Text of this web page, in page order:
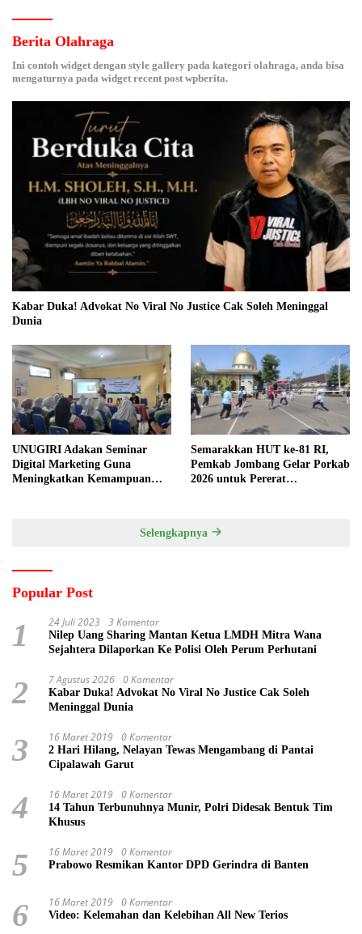
Berita Olahraga
Ini contoh widget dengan style gallery pada kategori olahraga, anda bisa
mengaturnya pada widget recent post wpberita.
Kabar Duka! Advokat No Viral No Justice Cak Soleh Meninggal
Dunia
UNUGIRI Adakan Seminar
Digital Marketing Guna
Meningkatkan Kemampuan
Semarakkan HUT ke-81 RI,
Pemkab Jombang Gelar Porkab
2026 untuk Pererat
Selengkapnya
Popular Post
1 24 Juli 2023 3 Komentar
Nilep Uang Sharing Mantan Ketua LMDH Mitra Wana
Sejahtera Dilaporkan Ke Polisi Oleh Perum Perhutani
2 7 Agustus 2026 0 Komentar
Kabar Duka! Advokat No Viral No Justice Cak Soleh
Meninggal Dunia
3 16 Maret 2019 0 Komentar
2 Hari Hilang, Nelayan Tewas Mengambang di Pantai
Cipalawah Garut
4 16 Maret 2019 0 Komentar
14 Tahun Terbunuhnya Munir, Polri Didesak Bentuk Tim
Khusus
5 16 Maret 2019 0 Komentar
Prabowo Resmikan Kantor DPD Gerindra di Banten
6 16 Maret 2019 0 Komentar
Video: Kelemahan dan Kelebihan All New Terios